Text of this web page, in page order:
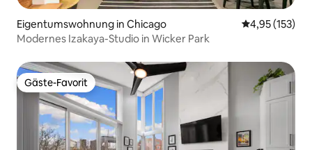
Eigentumswohnung in Chicago
4,95 (153)
Modernes Izakaya-Studio in Wicker Park
Gäste-Favorit
Gäste-Favorit